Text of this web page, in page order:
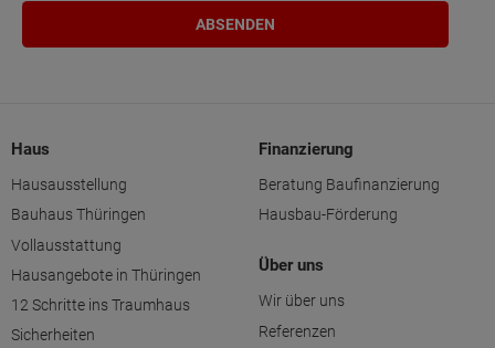
Haus
Hausausstellung
Bauhaus Thüringen
Vollausstattung
Hausangebote in Thüringen
12 Schritte ins Traumhaus
Sicherheiten
Finanzierung
Beratung Baufinanzierung
Hausbau-Förderung
Über uns
Wir über uns
Referenzen